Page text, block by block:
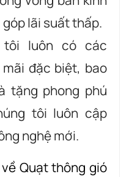
góp lãi suất thấp.
luôn có các
đặc biệt, bao
tặng phong phú
tôi luôn cập
nghệ mới.
Quạt thông gió